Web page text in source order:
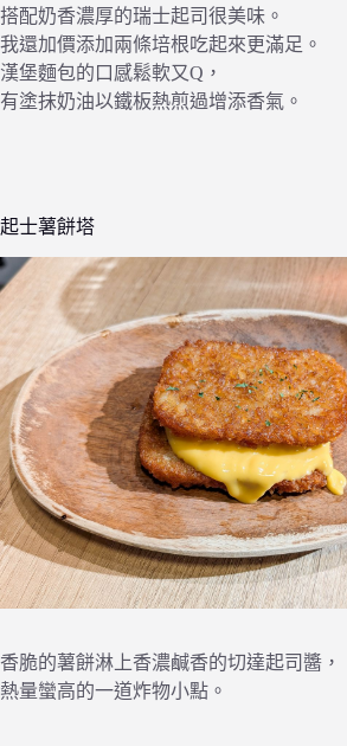
搭配奶香濃厚的瑞士起司很美味。
我還加價添加兩條培根吃起來更滿足。
漢堡麵包的口感鬆軟又Q，
有塗抹奶油以鐵板熱煎過增添香氣。
起士薯餅塔
香脆的薯餅淋上香濃鹹香的切達起司醬，
熱量蠻高的一道炸物小點。